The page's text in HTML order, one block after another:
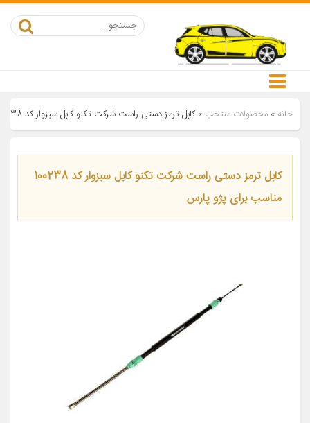
خانه » محصولات منتخب »کابل ترمز دستی راست شرکت تکنو کابل سبزوار کد 100238 مناسب برای پژو پارس
کابل ترمز دستی راست شرکت تکنو کابل سبزوار کد 100238
مناسب برای پژو پارس